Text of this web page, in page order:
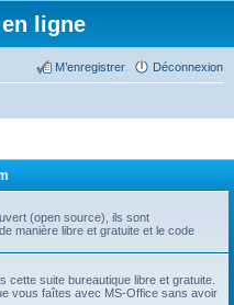
ligne
Déconnexion
M’enregistrer
(open source), ils sont
manière libre et gratuite et le code
cette suite bureautique libre et gratuite.
vous faîtes avec MS-Office sans avoir